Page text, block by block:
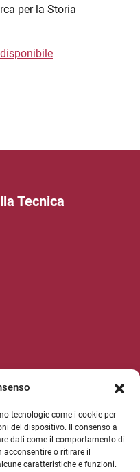
tecnologie come i cookie per
del dispositivo. Il consenso a
dati come il comportamento di
o ritirare il
caratteristiche e funzioni.
per la Storia
Tecnica